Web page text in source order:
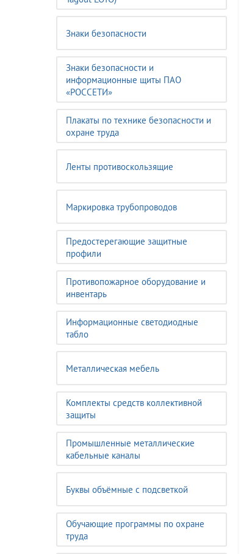
Знаки безопасности
Знаки безопасности и
информационные щиты ПАО
«РОССЕТИ»
Плакаты по технике безопасности и
охране труда
Ленты противоскользящие
Маркировка трубопроводов
Предостерегающие защитные
профили
Противопожарное оборудование и
инвентарь
Информационные светодиодные
табло
Металлическая мебель
Комплекты средств коллективной
защиты
Промышленные металлические
кабельные каналы
Буквы объёмные с подсветкой
Обучающие программы по охране
труда